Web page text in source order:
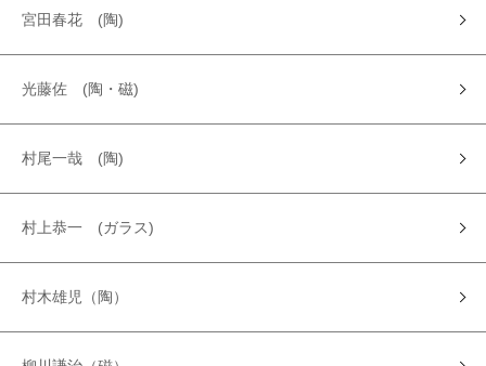
宮田春花 (陶)
光藤佐 (陶・磁)
村尾一哉 (陶)
村上恭一 (ガラス)
村木雄児（陶）